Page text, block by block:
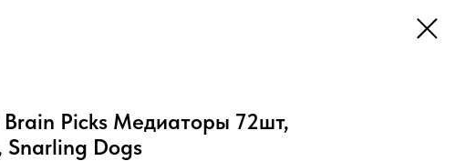
Brain Picks Медиаторы 72шт,
Dogs